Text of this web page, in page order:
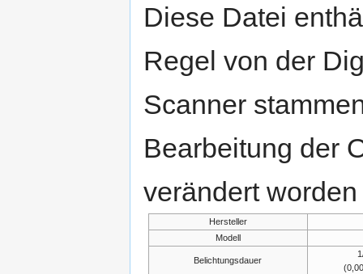
Diese Datei
Regel von der
Scanner
Bearbeitung der
verändert
Hersteller
Modell
Belichtungsdauer